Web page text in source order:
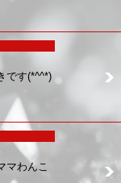
です(*^^*)
マわんこ